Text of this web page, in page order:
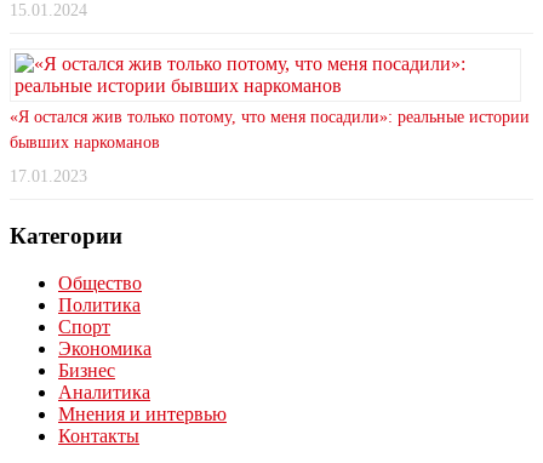
15.01.2024
«Я остался жив только потому, что меня посадили»: реальные истории
бывших наркоманов
17.01.2023
Категории
Общество
Политика
Спорт
Экономика
Бизнес
Аналитика
Мнения и интервью
Контакты